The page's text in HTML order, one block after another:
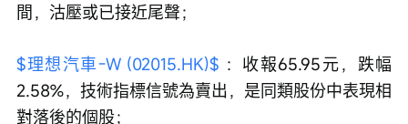
間，沽壓或已接近尾聲；
$理想汽車-W (02015.HK)$ ：收報65.95元，跌幅
2.58%，技術指標信號為賣出，是同類股份中表現相
對落後的個股；